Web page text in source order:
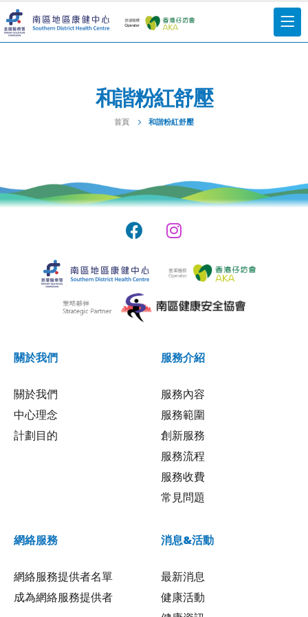
和諧粉紅舒壓
首頁 和諧粉紅舒壓
關於我們
關於我們
中心理念
計劃目的
服務介紹
服務內容
服務範圍
創新服務
服務流程
服務收費
常見問題
網絡服務
網絡服務提供者名單
成為網絡服務提供者
消息&活動
最新消息
健康活動